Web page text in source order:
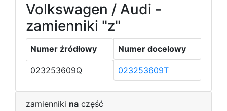
Volkswagen / Audi -
zamienniki "z"
Numer źródłowy Numer docelowy
023253609Q 023253609T
zamienniki na część